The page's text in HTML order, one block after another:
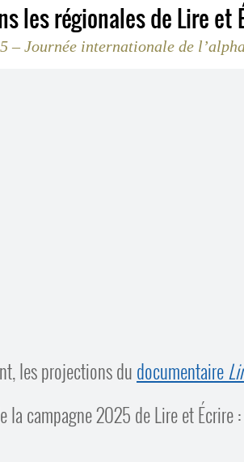
les régionales de Lire et
– Journée internationale de
les projections du documentaire
la campagne 2025 de Lire et Écrire :